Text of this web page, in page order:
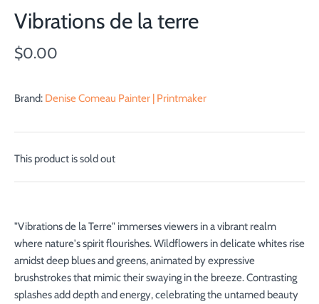
Vibrations de la terre
$0.00
Brand: Denise Comeau Painter | Printmaker
This product is sold out
"Vibrations de la Terre" immerses viewers in a vibrant realm
where nature's spirit flourishes. Wildflowers in delicate whites rise
amidst deep blues and greens, animated by expressive
brushstrokes that mimic their swaying in the breeze. Contrasting
splashes add depth and energy, celebrating the untamed beauty